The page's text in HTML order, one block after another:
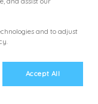
and to adjust
Accept All